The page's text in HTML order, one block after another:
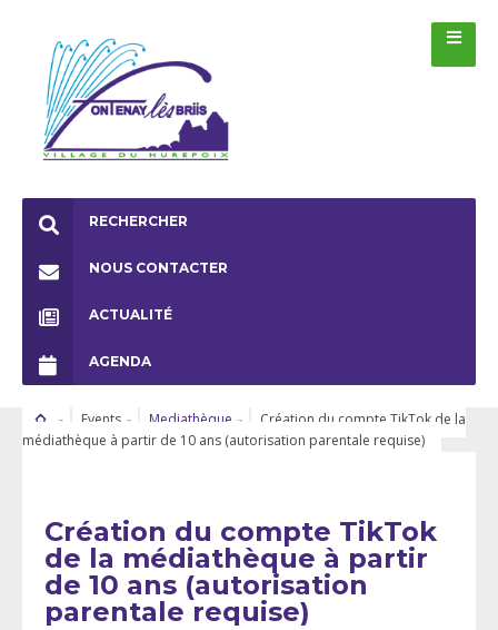
RECHERCHER
NOUS CONTACTER
ACTUALITÉ
AGENDA
Events Mediathèque
Création du compte TikTok de la
médiathèque à partir de 10 ans (autorisation parentale requise)
Création du compte TikTok
de la médiathèque à partir
de 10 ans (autorisation
parentale requise)